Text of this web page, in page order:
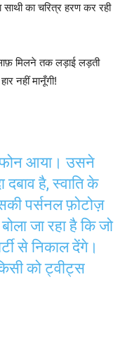
साथी का चरित्र हरण कर रही
मिलने तक लड़ाई लड़ती
नहीं मानूँगी!
फोन आया। उसने
है, स्वाति के
पर्सनल फ़ोटोज़
जा रहा है कि जो
से निकाल देंगे।
को ट्वीट्स